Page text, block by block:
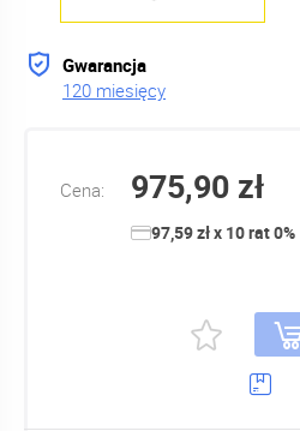
Gwarancja
120 miesięcy
Cena: 975,90 zł
97,59 zł x 10 rat 0%